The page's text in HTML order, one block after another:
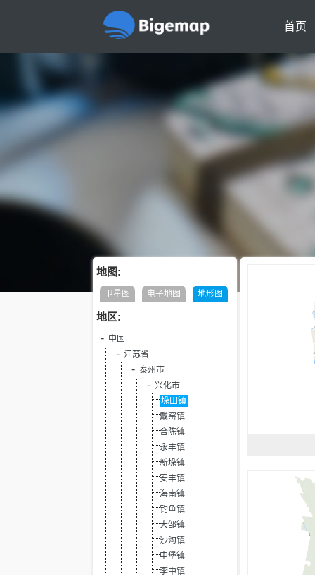
首页
地图:
卫星图 电子地图 地形图
地区:
中国
江苏省
泰州市
兴化市
垛田镇
戴窑镇
合陈镇
永丰镇
新垛镇
安丰镇
海南镇
钓鱼镇
大邹镇
沙沟镇
中堡镇
李中镇